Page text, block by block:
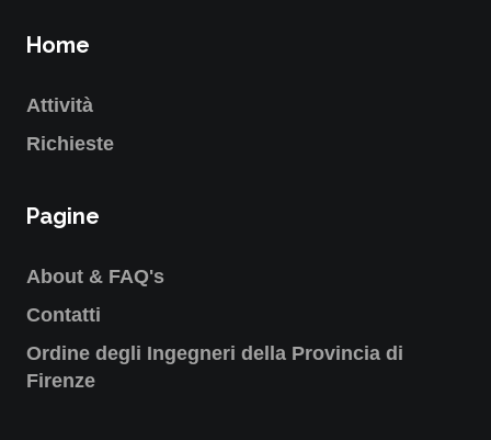
Home
Attività
Richieste
Pagine
About & FAQ's
Contatti
Ordine degli Ingegneri della Provincia di
Firenze